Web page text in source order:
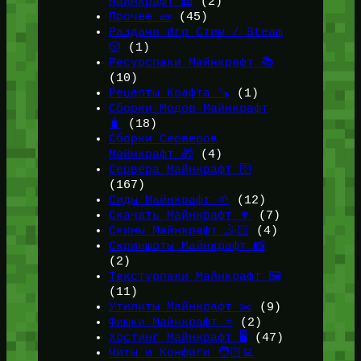
Прочее 🧱 (45)
Раздачи Игр Стим / Steam
🎲 (1)
Ресурспаки Майнкрафт 📚
(10)
Рецепты Крафта 🪚 (1)
Сборки Модов Майнкрафт
🧳
(18)
Сборки Серверов
Майнкрафт 🎁 (4)
Сервера Майнкрафт 🛜
(167)
Сиды Майнкрафт 🌱
(12)
Скачать Майнкрафт 🔽
(7)
Скины Майнкрафт 🤹🏻
(4)
Скриншоты Майнкрафт 📸
(2)
Текстурпаки Майнкрафт 🖼️
(11)
Утилиты Майнкрафт ✂️ (9)
Фишки Майнкрафт ⭐(2)
Хостинг Майнкрафт 🖥️ (47)
Читы и Конфиги 🧑🏻‍💻